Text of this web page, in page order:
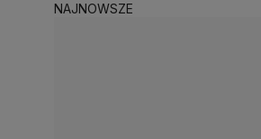
NAJNOWSZE